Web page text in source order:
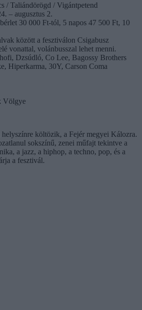
/ Taliándörögd / Vigántpetend
– augusztus 2.
30 000 Ft-tól, 5 napos 47 500 Ft, 10
között a fesztiválon Csigabusz
vonattal, volánbusszal lehet menni.
Dzsúdló, Co Lee, Bagossy Brothers
Hiperkarma, 30Y, Carson Coma
Völgye
költözik, a Fejér megyei Kálozra.
sokszínű, zenei műfajt tekintve a
a jazz, a hiphop, a techno, pop, és a
a fesztivál.